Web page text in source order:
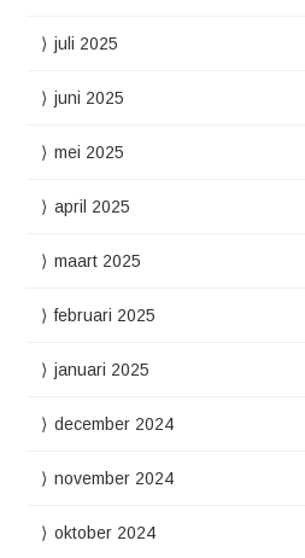
juli 2025
juni 2025
mei 2025
april 2025
maart 2025
februari 2025
januari 2025
december 2024
november 2024
oktober 2024